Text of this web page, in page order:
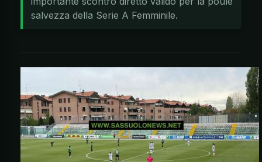
salvezza della Serie A Femminile.